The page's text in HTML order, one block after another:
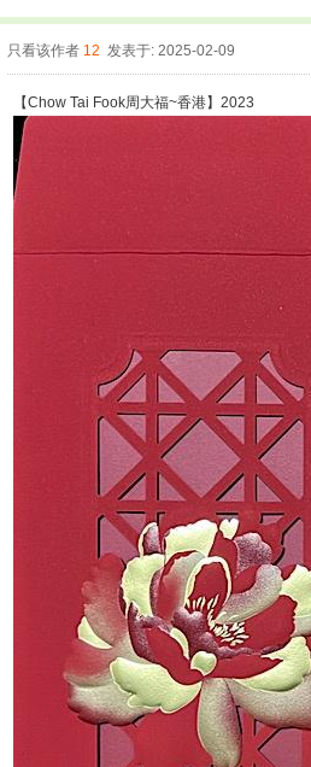
只看该作者 12 发表于: 2025-02-09
【Chow Tai Fook周大福~香港】2023